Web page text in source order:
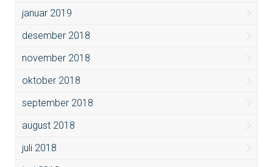
januar 2019
desember 2018
november 2018
oktober 2018
september 2018
august 2018
juli 2018